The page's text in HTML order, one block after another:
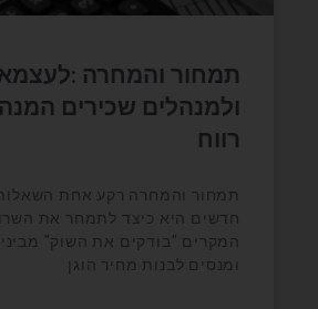
תמחור והמחרה
ולמנהלים שכירים
רווח
תמחור והמחרה רקע אחת
חדשים היא כיצד לתמחר את
המקרים "בודקים את השוק"
ומנסים לבנות מחיר הוגן